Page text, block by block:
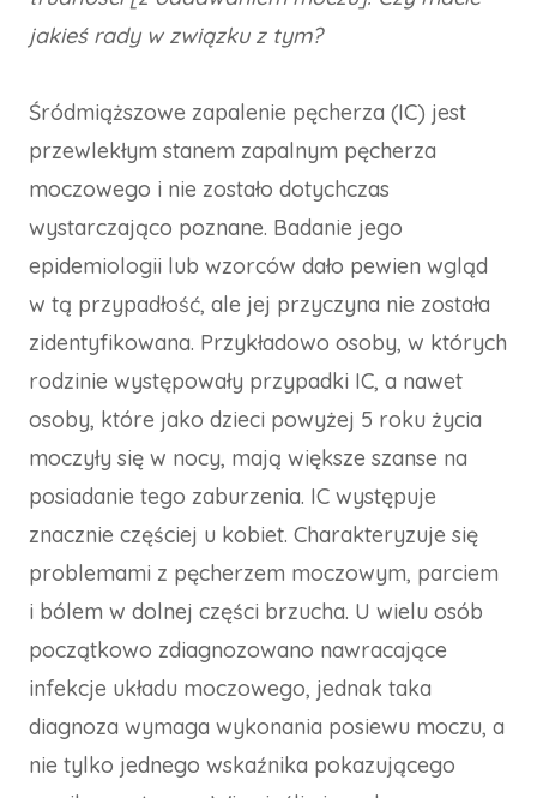
jakieś rady w związku z tym?
Śródmiąższowe zapalenie pęcherza (IC) jest
przewlekłym stanem zapalnym pęcherza
moczowego i nie zostało dotychczas
wystarczająco poznane. Badanie jego
epidemiologii lub wzorców dało pewien wgląd
w tą przypadłość, ale jej przyczyna nie została
zidentyfikowana. Przykładowo osoby, w których
rodzinie występowały przypadki IC, a nawet
osoby, które jako dzieci powyżej 5 roku życia
moczyły się w nocy, mają większe szanse na
posiadanie tego zaburzenia. IC występuje
znacznie częściej u kobiet. Charakteryzuje się
problemami z pęcherzem moczowym, parciem
i bólem w dolnej części brzucha. U wielu osób
początkowo zdiagnozowano nawracające
infekcje układu moczowego, jednak taka
diagnoza wymaga wykonania posiewu moczu, a
nie tylko jednego wskaźnika pokazującego